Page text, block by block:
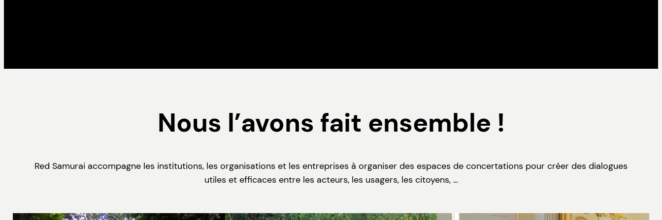
Nous l’avons fait ensemble !
Red Samurai accompagne les institutions, les organisations et les entreprises à organiser des espaces de concertations pour créer des dialogues
utiles et efficaces entre les acteurs, les usagers, les citoyens, …